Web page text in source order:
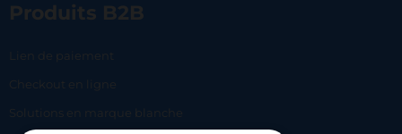
Produits B2B
Lien de paiement
Checkout en ligne
Solutions en marque blanche